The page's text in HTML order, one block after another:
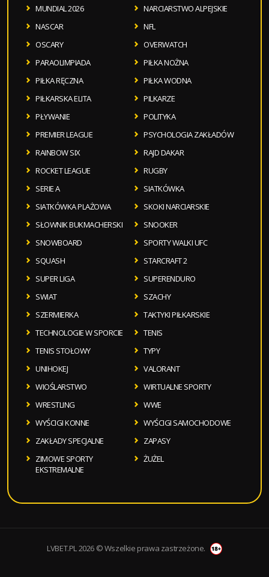
MUNDIAL 2026
NARCIARSTWO ALPEJSKIE
NASCAR
NFL
OSCARY
OVERWATCH
PARAOLIMPIADA
PIŁKA NOŻNA
PIŁKA RĘCZNA
PIŁKA WODNA
PIŁKARSKA ELITA
PILKARZE
PŁYWANIE
POLITYKA
PREMIER LEAGUE
PSYCHOLOGIA ZAKŁADÓW
RAINBOW SIX
RAJD DAKAR
ROCKET LEAGUE
RUGBY
SERIE A
SIATKÓWKA
SIATKÓWKA PLAŻOWA
SKOKI NARCIARSKIE
SŁOWNIK BUKMACHERSKI
SNOOKER
SNOWBOARD
SPORTY WALKI UFC
SQUASH
STARCRAFT 2
SUPER LIGA
SUPERENDURO
SWIAT
SZACHY
SZERMIERKA
TAKTYKI PIŁKARSKIE
TECHNOLOGIE W SPORCIE
TENIS
TENIS STOŁOWY
TYPY
UNIHOKEJ
VALORANT
WIOŚLARSTWO
WIRTUALNE SPORTY
WRESTLING
WWE
WYŚCIGI KONNE
WYŚCIGI SAMOCHODOWE
ZAKŁADY SPECJALNE
ZAPASY
ZIMOWE SPORTY
EKSTREMALNE
ŻUŻEL
LVBET.PL 2026 © Wszelkie prawa zastrzeżone.